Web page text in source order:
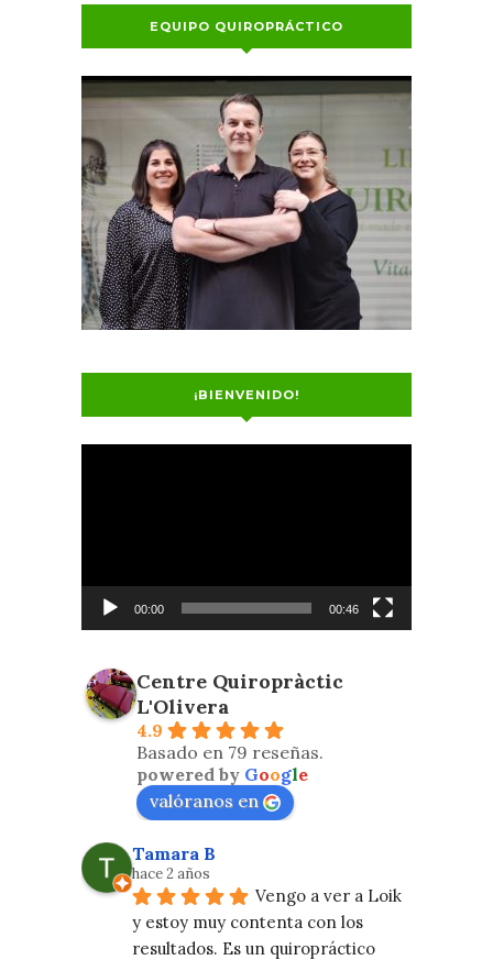
EQUIPO QUIROPRÁCTICO
¡BIENVENIDO!
00:00 00:46
Centre Quiropràctic
L'Olivera
4.9
Basado en 79 reseñas.
powered by Google
valóranos en
Tamara B
hace 2 años
Vengo a ver a Loik
y estoy muy contenta con los
resultados. Es un quiropráctico